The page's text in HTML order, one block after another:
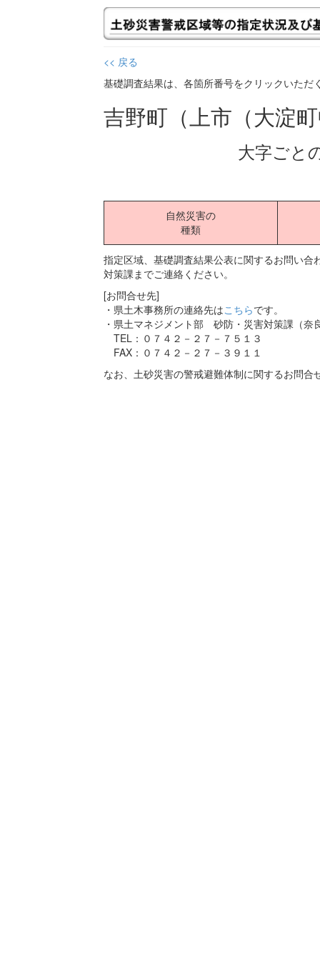
<< 戻る
基礎調査結果は、各箇所番号をクリックいただ
吉野町（上市（大淀
大字ごと
自然災害の
種類
指定区域、基礎調査結果公表に関するお問い
対策課までご連絡ください。
[お問合せ先]
・県土木事務所の連絡先はこちらです。
・県土マネジメント部 砂防・災害対策課（奈
TEL：０７４２－２７－７５１３
FAX：０７４２－２７－３９１１
なお、土砂災害の警戒避難体制に関するお問